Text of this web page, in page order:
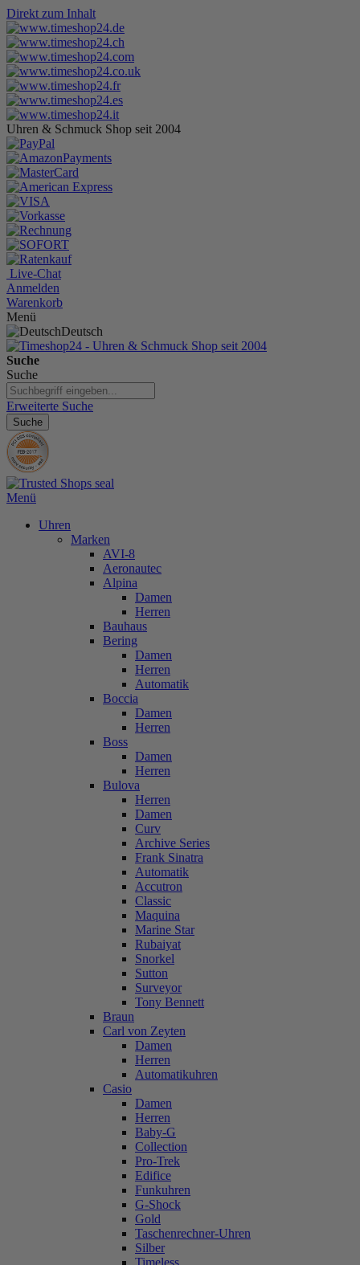
Direkt zum Inhalt
Uhren & Schmuck Shop seit 2004
Live-Chat
Anmelden
Warenkorb
Menü
Deutsch
Suche
Suche
Erweiterte Suche
Suche
Menü
Uhren
Marken
AVI-8
Aeronautec
Alpina
Damen
Herren
Bauhaus
Bering
Damen
Herren
Automatik
Boccia
Damen
Herren
Boss
Damen
Herren
Bulova
Herren
Damen
Curv
Archive Series
Frank Sinatra
Automatik
Accutron
Classic
Maquina
Marine Star
Rubaiyat
Snorkel
Sutton
Surveyor
Tony Bennett
Braun
Carl von Zeyten
Damen
Herren
Automatikuhren
Casio
Damen
Herren
Baby-G
Collection
Pro-Trek
Edifice
Funkuhren
G-Shock
Gold
Taschenrechner-Uhren
Silber
Timeless